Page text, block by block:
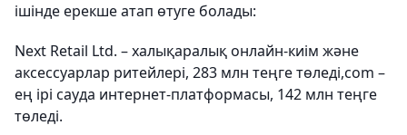
ішінде ерекше атап өтуге болады:
Next Retail Ltd. – халықаралық онлайн-киім және
аксессуарлар ритейлері, 283 млн теңге төледі,com –
ең ірі сауда интернет-платформасы, 142 млн теңге
төледі.